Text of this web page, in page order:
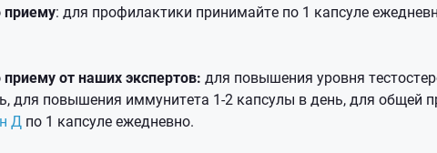
приему: для профилактики принимайте по 1 капсуле
от наших экспертов: для повышения уровня
для повышения иммунитета 1-2 капсулы в день, для общей
Д по 1 капсуле ежедневно.